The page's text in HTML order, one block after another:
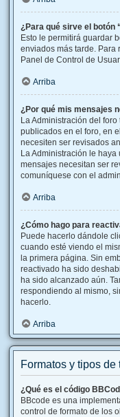
¿Para qué sirve el botón
Esto le permitirá guardar
enviados más tarde. Para
Panel de Control de
Arriba
¿Por qué mis mensajes
La Administración del
publicados en el foro, en
necesiten ser revisados
La Administración le
mensajes necesitan ser
comuníquese con el
Arriba
¿Cómo hago para
Puede hacerlo dándole
cuando esté viendo el
la primera página. Sin
reactivado ha sido
ha sido alcanzado aún.
respondiendo al mismo,
hacerlo.
Arriba
Formatos y tipos de
¿Qué es el código
BBcode es una
control de formato de los